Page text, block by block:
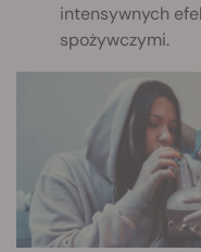
intensywnych
spożywczymi.